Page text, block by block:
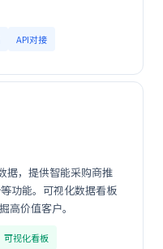
API对接
据，提供智能采购商推
功能。可视化数据看板
高价值客户。
可视化看板